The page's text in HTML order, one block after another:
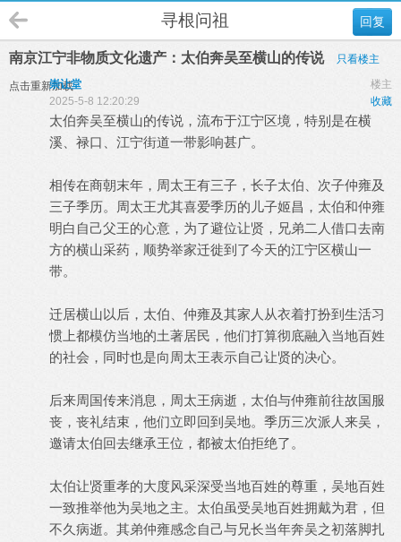
回复
寻根问祖
南京江宁非物质文化遗产：太伯奔吴至横山的传说 只看楼主
点击重新加载 楼主
崇让堂
收藏
2025-5-8 12:20:29
太伯奔吴至横山的传说，流布于江宁区境，特别是在横
溪、禄口、江宁街道一带影响甚广。
相传在商朝末年，周太王有三子，长子太伯、次子仲雍及
三子季历。周太王尤其喜爱季历的儿子姬昌，太伯和仲雍
明白自己父王的心意，为了避位让贤，兄弟二人借口去南
方的横山采药，顺势举家迁徙到了今天的江宁区横山一
带。
迁居横山以后，太伯、仲雍及其家人从衣着打扮到生活习
惯上都模仿当地的土著居民，他们打算彻底融入当地百姓
的社会，同时也是向周太王表示自己让贤的决心。
后来周国传来消息，周太王病逝，太伯与仲雍前往故国服
丧，丧礼结束，他们立即回到吴地。季历三次派人来吴，
邀请太伯回去继承王位，都被太伯拒绝了。
太伯让贤重孝的大度风采深受当地百姓的尊重，吴地百姓
一致推举他为吴地之主。太伯虽受吴地百姓拥戴为君，但
不久病逝。其弟仲雍感念自己与兄长当年奔吴之初落脚扎